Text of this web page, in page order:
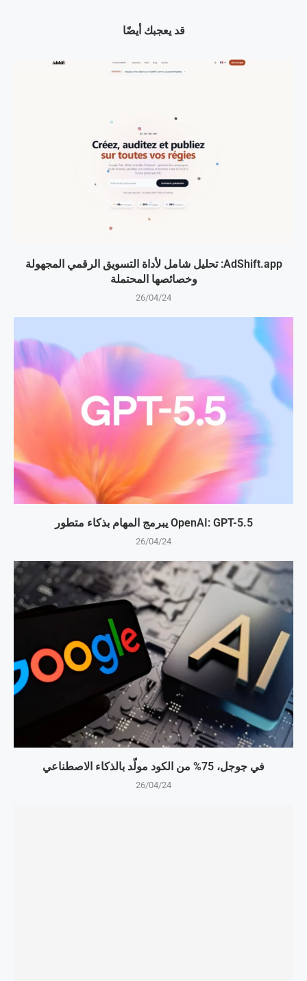
قد يعجبك أيضًا
AdShift.app: تحليل شامل لأداة التسويق الرقمي المجهولة
وخصائصها المحتملة
26/04/24
OpenAI: GPT-5.5 يبرمج المهام بذكاء متطور
26/04/24
في جوجل، 75% من الكود مولّد بالذكاء الاصطناعي
26/04/24